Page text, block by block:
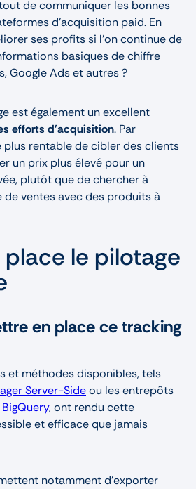
de communiquer les bonnes
d’acquisition paid. En
ses profits si l’on continue de
basiques de chiffre
Google Ads et autres ?
est également un excellent
efforts d'acquisition. Par
plus rentable de cibler des clients
un prix plus élevé pour un
plutôt que de chercher à
de ventes avec des produits à
le pilotage
en place ce tracking
et méthodes disponibles, tels
Server-Sideou les entrepôts
BigQuery, ont rendu cette
et efficace que jamais
notamment d’exporter